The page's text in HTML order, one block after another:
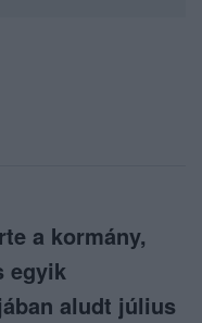
a kormány,
egyik
aludt július